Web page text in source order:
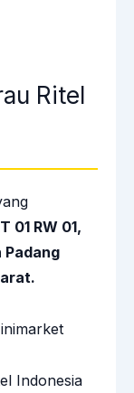
Ritel
01 RW 01,
Padang
Indonesia